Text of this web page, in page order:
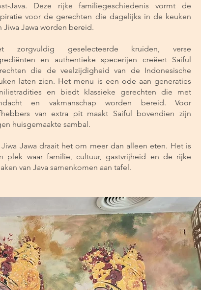
Java. Deze rijke familiegeschiedenis vormt de
voor de gerechten die dagelijks in de keuken
Jiwa Jawa worden bereid.
zorgvuldig geselecteerde kruiden, verse
en authentieke specerijen creëert Saiful
die de veelzijdigheid van de Indonesische
laten zien. Het menu is een ode aan generaties
en biedt klassieke gerechten die met
en vakmanschap worden bereid. Voor
van extra pit maakt Saiful bovendien zijn
huisgemaakte sambal.
Jiwa Jawa draait het om meer dan alleen eten. Het is
plek waar familie, cultuur, gastvrijheid en de rijke
van Java samenkomen aan tafel.